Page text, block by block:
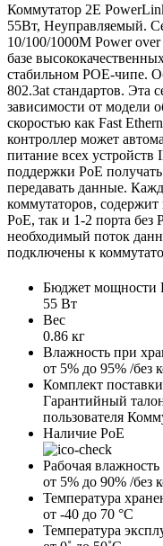
Коммутатор 2E
55Вт, Неуправляемый.
10/100/1000M Power
базе
стабильном POE-чипе.
802.3at стандартов. Эта
зависимости от модели
скоростью как Fast
контроллер может
питание всех устройств
поддержки PoE
передавать данные.
коммутаторов,
PoE, так и 1-2 порта без
необходимый поток
подключены к
Бюджет мощности
55 Вт
Вес
0.86 кг
Влажность при
от 5% до 95% /без
Комплект поставки
Гарантийный
пользователя
Наличие PoE
Рабочая влажность
от 5% до 90% /без
Температура
от -40 до 70 °C
Температура